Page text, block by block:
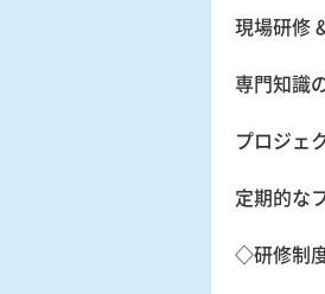
現場研修
専門知識
プロジェ
定期的な
◇研修制